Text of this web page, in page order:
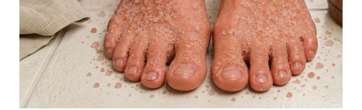
DAIRI
WN
DANAU
TOBA